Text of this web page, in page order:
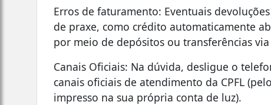
Erros de faturamento: Eventuais
de praxe, como crédito automaticamente
por meio de depósitos ou transferências
Canais Oficiais: Na dúvida, desligue o
canais oficiais de atendimento da CPFL
impresso na sua própria conta de luz).